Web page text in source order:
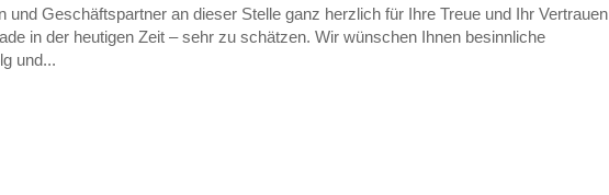
und Geschäftspartner an dieser Stelle ganz herzlich für Ihre Treue und Ihr Vertrauen
in der heutigen Zeit – sehr zu schätzen. Wir wünschen Ihnen besinnliche
und...